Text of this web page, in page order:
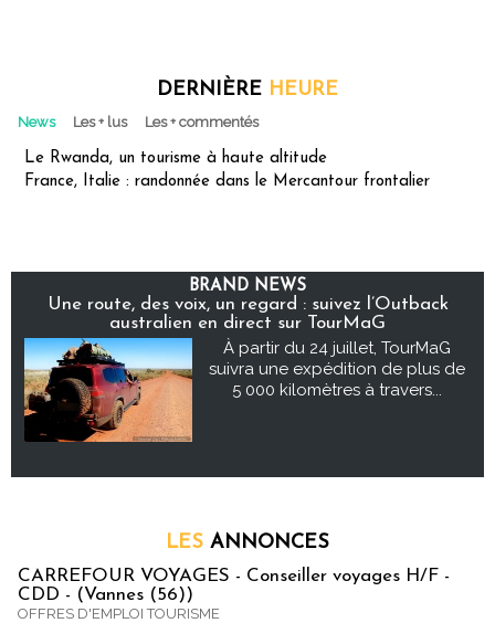
DERNIÈRE HEURE
News Les + lus Les + commentés
Le Rwanda, un tourisme à haute altitude
France, Italie : randonnée dans le Mercantour frontalier
BRAND NEWS
Une route, des voix, un regard : suivez l’Outback
australien en direct sur TourMaG
À partir du 24 juillet, TourMaG
suivra une expédition de plus de
5 000 kilomètres à travers...
LES ANNONCES
CARREFOUR VOYAGES - Conseiller voyages H/F -
CDD - (Vannes (56))
OFFRES D'EMPLOI TOURISME